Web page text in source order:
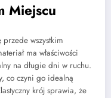
Miejscu
przede wszystkim
ma właściwości
na długie dni w ruchu.
co czyni go idealną
krój sprawia, że